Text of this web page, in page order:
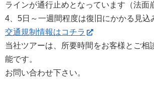
ラインが通行止めとなっています（法面
4、5日～一週間程度は復旧にかかる見込
交通規制情報はコチラ
当社ツアーは、所要時間をお客様とご相
能です。
お問い合わせ下さい。